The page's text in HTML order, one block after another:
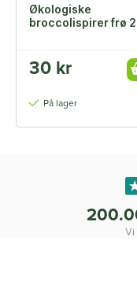
Økologiske
broccolispirer frø
30 kr
På lager